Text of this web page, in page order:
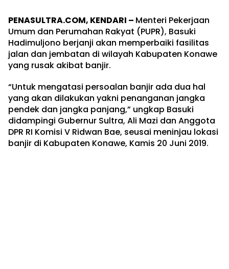
PENASULTRA.COM, KENDARI – Menteri Pekerjaan
Umum dan Perumahan Rakyat (PUPR), Basuki
Hadimuljono berjanji akan memperbaiki fasilitas
jalan dan jembatan di wilayah Kabupaten Konawe
yang rusak akibat banjir.
“Untuk mengatasi persoalan banjir ada dua hal
yang akan dilakukan yakni penanganan jangka
pendek dan jangka panjang,” ungkap Basuki
didampingi Gubernur Sultra, Ali Mazi dan Anggota
DPR RI Komisi V Ridwan Bae, seusai meninjau lokasi
banjir di Kabupaten Konawe, Kamis 20 Juni 2019.